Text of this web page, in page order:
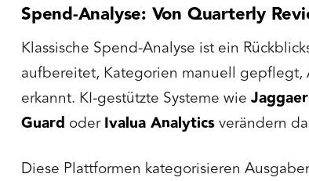
Spend-Analyse: Von Quarterly
Klassische Spend-Analyse ist ein
aufbereitet, Kategorien manuell gepflegt,
erkannt. KI-gestützte Systeme wie
Guard oderIvalua Analyticsverändern
Diese Plattformen kategorisieren